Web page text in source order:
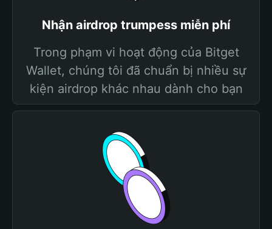
Nhận airdrop trumpess miễn phí
Trong phạm vi hoạt động của Bitget
Wallet, chúng tôi đã chuẩn bị nhiều sự
kiện airdrop khác nhau dành cho bạn